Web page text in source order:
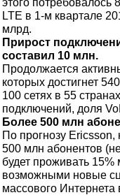
LTE в 1-м квартале
млрд.
Прирост
составил 10 млн.
Продолжается
которых достигнет
100 сетях в 55
подключений, доля
Более 500 млн
По прогнозу Ericsson,
500 млн абонентов
будет проживать 15%
возможными новые
массового